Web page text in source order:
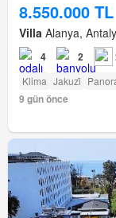
8.550.000 TL
Villa Alanya,
4 2
Klima Jakuzi̇
9 gün önce